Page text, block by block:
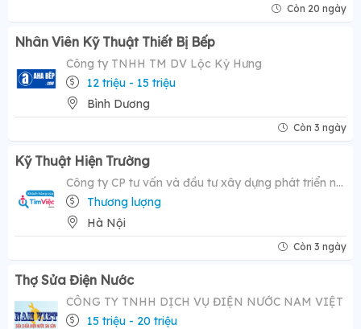
Còn 20 ngày
Nhân Viên Kỹ Thuật Thiết Bị Bếp
Công ty TNHH TM DV Lộc Kỳ Hưng
12 triệu - 15 triệu
Bình Dương
Còn 3 ngày
Kỹ Thuật Hiện Trường
Công ty CP tư vấn và đầu tư xây dựng phát triển nông thôn
Thương lượng
Hà Nội
Còn 3 ngày
Thợ Sửa Điện Nước
CÔNG TY TNHH DỊCH VỤ ĐIỆN NƯỚC NAM VIỆT
15 triệu - 20 triệu